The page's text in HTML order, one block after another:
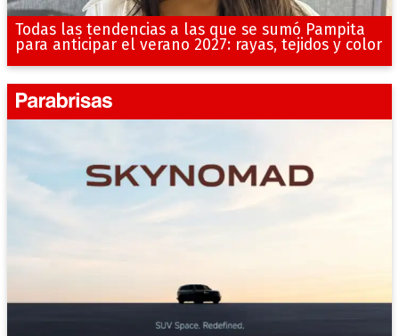
Todas las tendencias a las que se sumó Pampita
para anticipar el verano 2027: rayas, tejidos y color